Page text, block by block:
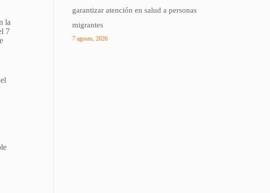
la
7
garantizar atención en salud a personas
migrantes
7 agosto, 2026